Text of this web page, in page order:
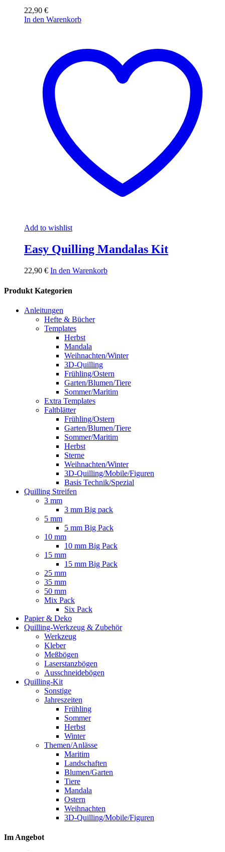
22,90 €
In den Warenkorb
Add to wishlist
Easy Quilling Mandalas Kit
22,90 € In den Warenkorb
Produkt Kategorien
Anleitungen
Hefte & Bücher
Templates
Herbst
Mandala
Weihnachten/Winter
3D-Quilling
Frühling/Ostern
Garten/Blumen/Tiere
Sommer/Maritim
Extra Templates
Faltblätter
Frühling/Ostern
Garten/Blumen/Tiere
Sommer/Maritim
Herbst
Sterne
Weihnachten/Winter
3D-Quilling/Mobile/Figuren
Basis Technik/Spezial
Quilling Streifen
3 mm
3 mm Big pack
5 mm
5 mm Big Pack
10 mm
10 mm Big Pack
15 mm
15 mm Big Pack
25 mm
35 mm
50 mm
Mix Pack
Six Pack
Papier & Deko
Quilling-Werkzeug & Zubehör
Werkzeug
Kleber
Meßbögen
Laserstanzbögen
Ausschneidebögen
Quilling-Kit
Sonstige
Jahreszeiten
Frühling
Sommer
Herbst
Winter
Themen/Anlässe
Maritim
Landschaften
Blumen/Garten
Tiere
Mandala
Ostern
Weihnachten
3D-Quilling/Mobile/Figuren
Im Angebot